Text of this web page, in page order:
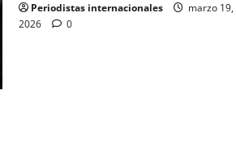
Periodistas internacionales
marzo 19,
2026
0